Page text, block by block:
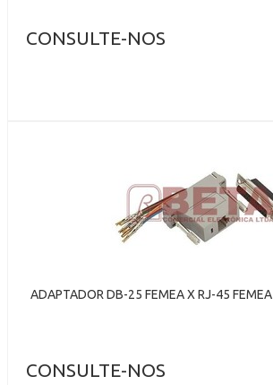
CONSULTE-NOS
ADAPTADOR DB-25 FEMEA X RJ-45 FEMEA
CONSULTE-NOS